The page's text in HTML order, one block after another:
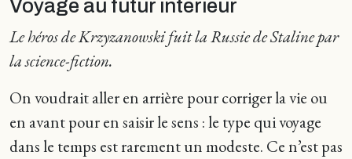
Voyage au futur intérieur
Le héros de Krzyzanowski fuit la Russie de Staline par
la science-fiction.
On voudrait aller en arrière pour corriger la vie ou
en avant pour en saisir le sens : le type qui voyage
dans le temps est rarement un modeste. Ce n’est pas